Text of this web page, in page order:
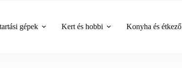
gépek Kert és hobbi Konyha és étkező